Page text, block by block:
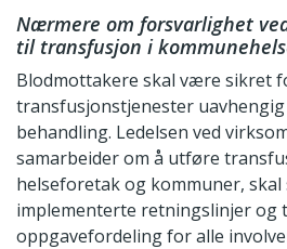
Nærmere om forsvarlighet
til transfusjon i
Blodmottakere skal være sikret
transfusjonstjenester
behandling. Ledelsen ved
samarbeider om å utføre
helseforetak og kommuner,
implementerte retningslinjer og
oppgavefordeling for alle